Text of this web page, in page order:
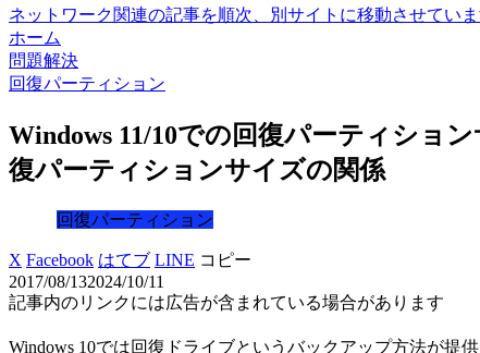
ネットワーク関連の記事を順次、別サイトに移動させてい
ホーム
問題解決
回復パーティション
Windows 11/10での回復パーティショ
復パーティションサイズの関係
回復パーティション
X Facebook はてブ LINE コピー
2017/08/132024/10/11
記事内のリンクには広告が含まれている場合があります
Windows 10では回復ドライブというバックアップ方法が提